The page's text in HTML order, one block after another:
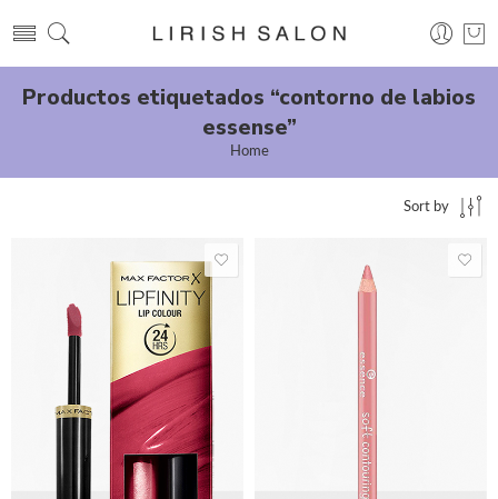
Productos etiquetados “contorno de labios
essense”
Home
Sort by